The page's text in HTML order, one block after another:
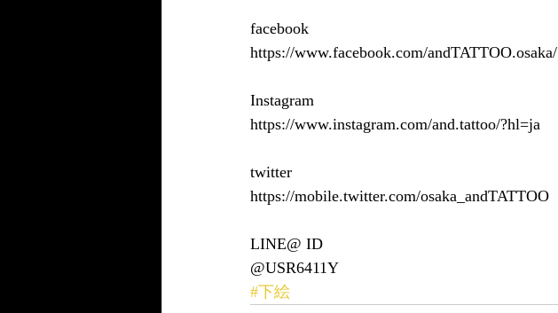
facebook
https://www.facebook.com/andTATTOO.osaka/
Instagram
https://www.instagram.com/and.tattoo/?hl=ja
twitter
https://mobile.twitter.com/osaka_andTATTOO
LINE@ ID
@USR6411Y
#下絵